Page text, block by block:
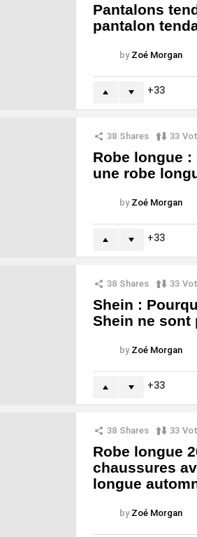
Pantalons
pantalon
by Zoé Morgan
33
38 Shares 33
Robe longue :
une robe
by Zoé Morgan
33
38 Shares 33
Shein :
Shein ne sont
by Zoé Morgan
33
38 Shares 33
Robe longue
chaussures
longue
by Zoé Morgan